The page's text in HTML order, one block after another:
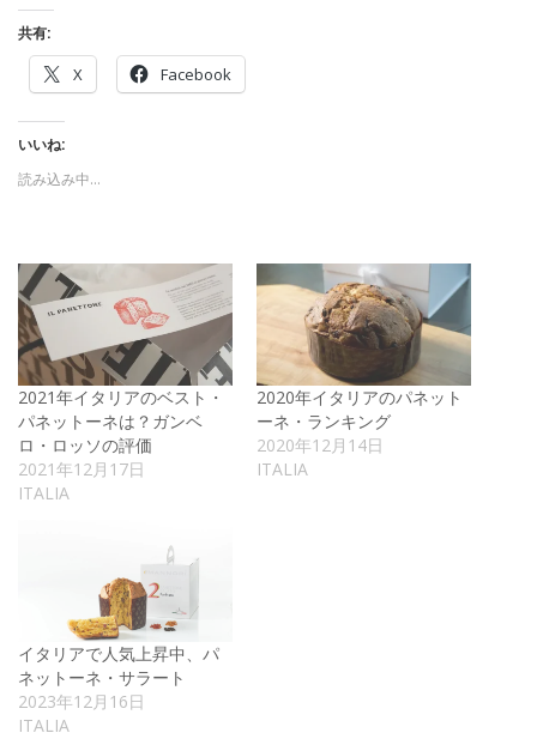
共有:
X Facebook
いいね:
読み込み中…
2021年イタリアのベスト・
パネットーネは？ガンベ
ロ・ロッソの評価
2021年12月17日
ITALIA
2020年イタリアのパネット
ーネ・ランキング
2020年12月14日
ITALIA
イタリアで人気上昇中、パ
ネットーネ・サラート
2023年12月16日
ITALIA